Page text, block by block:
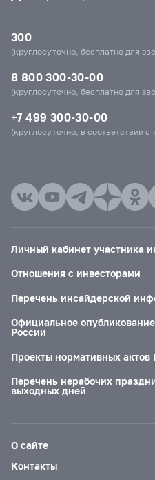
300
(круглосуточно, бесплатно для
8 800 300-30-00
(круглосуточно, бесплатно для
+7 499 300-30-00
(круглосуточно, в соответствии
Личный кабинет участника
Отношения с инвесторами
Перечень инсайдерской
Официальное
России
Проекты нормативных актов
Перечень нерабочих
выходных дней
О сайте
Контакты